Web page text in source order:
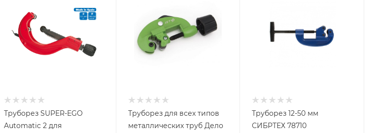
Труборез SUPER-EGO
Automatic 2 для
Труборез для всех типов
металлических труб Дело
Труборез 12-50 мм
СИБРТЕХ 78710